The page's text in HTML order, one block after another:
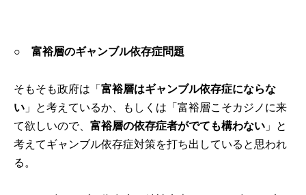
○ 富裕層のギャンブル依存症問題
そもそも政府は「富裕層はギャンブル依存症にならな
い 」と考えているか、もしくは「富裕層こそカジノに来
て欲しいので、富裕層の依存症者がでても構わない 」と
考えてギャンブル依存症対策を打ち出していると思われ
る。